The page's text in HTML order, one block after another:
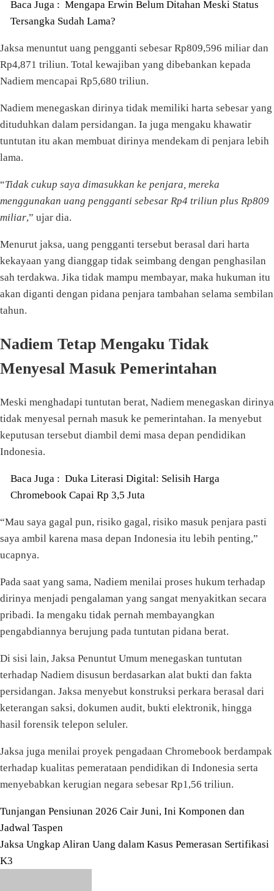
Baca Juga : Mengapa Erwin Belum Ditahan Meski Status
Tersangka Sudah Lama?
Jaksa menuntut uang pengganti sebesar Rp809,596 miliar dan
Rp4,871 triliun. Total kewajiban yang dibebankan kepada
Nadiem mencapai Rp5,680 triliun.
Nadiem menegaskan dirinya tidak memiliki harta sebesar yang
dituduhkan dalam persidangan. Ia juga mengaku khawatir
tuntutan itu akan membuat dirinya mendekam di penjara lebih
lama.
“Tidak cukup saya dimasukkan ke penjara, mereka
menggunakan uang pengganti sebesar Rp4 triliun plus Rp809
miliar,” ujar dia.
Menurut jaksa, uang pengganti tersebut berasal dari harta
kekayaan yang dianggap tidak seimbang dengan penghasilan
sah terdakwa. Jika tidak mampu membayar, maka hukuman itu
akan diganti dengan pidana penjara tambahan selama sembilan
tahun.
Nadiem Tetap Mengaku Tidak
Menyesal Masuk Pemerintahan
Meski menghadapi tuntutan berat, Nadiem menegaskan dirinya
tidak menyesal pernah masuk ke pemerintahan. Ia menyebut
keputusan tersebut diambil demi masa depan pendidikan
Indonesia.
Baca Juga : Duka Literasi Digital: Selisih Harga
Chromebook Capai Rp 3,5 Juta
“Mau saya gagal pun, risiko gagal, risiko masuk penjara pasti
saya ambil karena masa depan Indonesia itu lebih penting,”
ucapnya.
Pada saat yang sama, Nadiem menilai proses hukum terhadap
dirinya menjadi pengalaman yang sangat menyakitkan secara
pribadi. Ia mengaku tidak pernah membayangkan
pengabdiannya berujung pada tuntutan pidana berat.
Di sisi lain, Jaksa Penuntut Umum menegaskan tuntutan
terhadap Nadiem disusun berdasarkan alat bukti dan fakta
persidangan. Jaksa menyebut konstruksi perkara berasal dari
keterangan saksi, dokumen audit, bukti elektronik, hingga
hasil forensik telepon seluler.
Jaksa juga menilai proyek pengadaan Chromebook berdampak
terhadap kualitas pemerataan pendidikan di Indonesia serta
menyebabkan kerugian negara sebesar Rp1,56 triliun.
Navigasi
pos
Tunjangan Pensiunan 2026 Cair Juni, Ini Komponen dan
Jadwal Taspen
Jaksa Ungkap Aliran Uang dalam Kasus Pemerasan Sertifikasi
K3